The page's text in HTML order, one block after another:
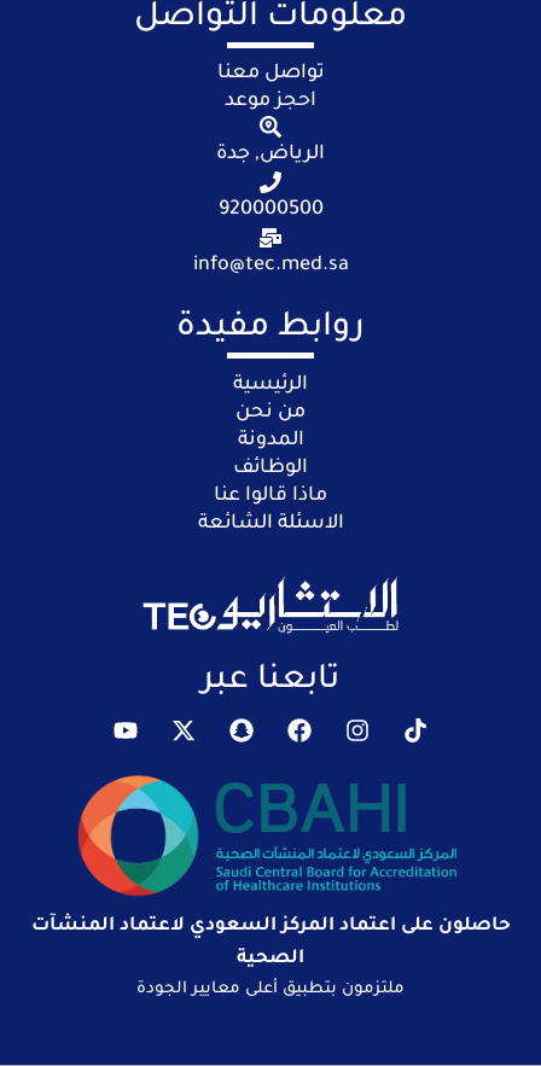
معلومات التواصل
تواصل معنا
احجز موعد
الرياض, جدة
920000500
info@tec.med.sa
روابط مفيدة
الرئيسية
من نحن
المدونة
الوظائف
ماذا قالوا عنا
الاسئلة الشائعة
تابعنا عبر
حاصلون على اعتماد المركز السعودي لاعتماد المنشآت
الصحية
ملتزمون بتطبيق أعلى معايير الجودة